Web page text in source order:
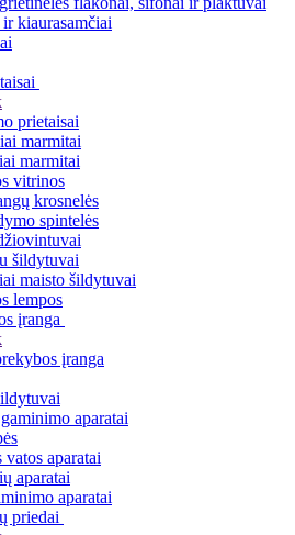
kiaurasamčiai
prietaisai
marmitai
marmitai
vitrinos
krosnelės
spintelės
šildytuvai
maisto šildytuvai
lempos
įranga
įranga
aparatai
vatos aparatai
aparatai
aparatai
priedai